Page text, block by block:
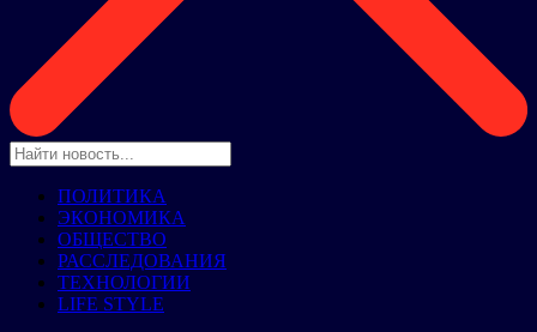
ПОЛИТИКА
ЭКОНОМИКА
ОБЩЕСТВО
РАССЛЕДОВАНИЯ
ТЕХНОЛОГИИ
LIFE STYLE